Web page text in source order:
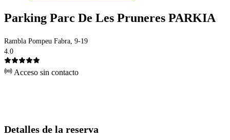
Parking Parc De Les Pruneres PARKIA
Rambla Pompeu Fabra, 9-19
4.0
Acceso sin contacto
Detalles de la reserva